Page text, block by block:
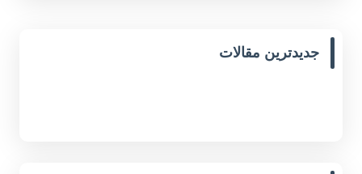
جدیدترین مقالات